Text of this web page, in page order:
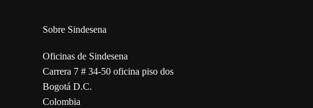
Sobre Sindesena
Oficinas de Sindesena
Carrera 7 # 34-50 oficina piso dos
Bogotá D.C.
Colombia